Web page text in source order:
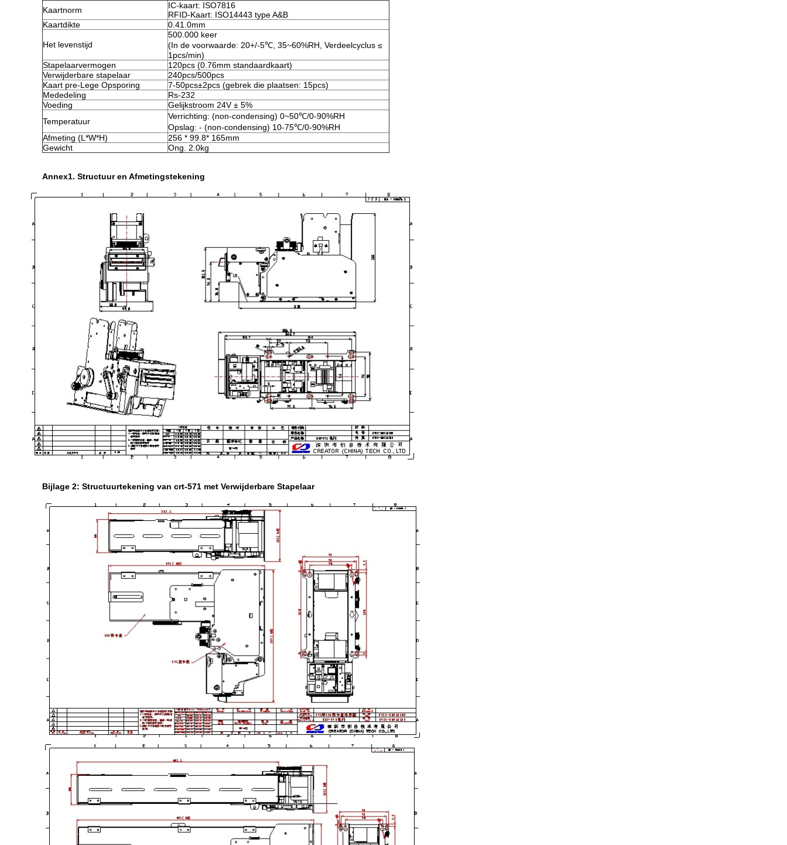
Kaartnorm
IC-kaart: ISO7816
RFID-Kaart: ISO14443 type A&B
Kaartdikte
0.41.0mm
Het levenstijd
500.000 keer
(In de voorwaarde: 20+/-5℃, 35~60%RH, Verdeelcyclus ≤
1pcs/min)
Stapelaarvermogen
120pcs (0.76mm standaardkaart)
Verwijderbare stapelaar
240pcs/500pcs
Kaart pre-Lege Opsporing
7-50pcs±2pcs (gebrek die plaatsen: 15pcs)
Mededeling
Rs-232
Voeding
Gelijkstroom 24V ± 5%
Temperatuur
Verrichting: (non-condensing) 0~50℃/0-90%RH
Opslag: - (non-condensing) 10-75℃/0-90%RH
Afmeting (L*W*H)
256 * 99.8* 165mm
Gewicht
Ong. 2.0kg
Annex1. Structuur en Afmetingstekening
Bijlage 2: Structuurtekening van crt-571 met Verwijderbare Stapelaar